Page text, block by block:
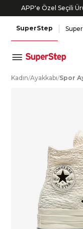
APP'e Özel Seçili
SuperStep
Kadın/Ayakkabı/Spor A